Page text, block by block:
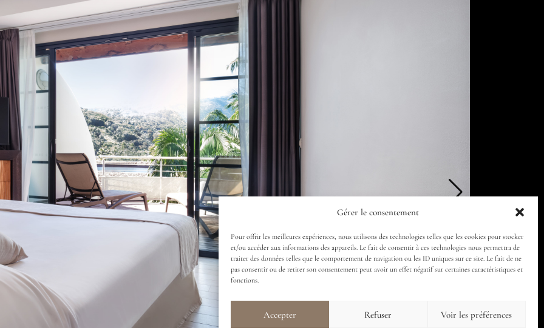
Gérer le consentement
Pour offrir les meilleures expériences, nous utilisons des technologies telles que les cookies pour stocker
et/ou accéder aux informations des appareils. Le fait de consentir à ces technologies nous permettra de
traiter des données telles que le comportement de navigation ou les ID uniques sur ce site. Le fait de ne
pas consentir ou de retirer son consentement peut avoir un effet négatif sur certaines caractéristiques et
fonctions.
Accepter Refuser Voir les préférences